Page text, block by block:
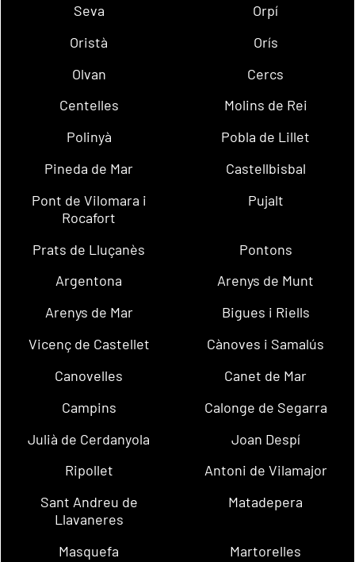
Seva
Orpí
Oristà
Orís
Olvan
Cercs
Centelles
Molins de Rei
Polinyà
Pobla de Lillet
Pineda de Mar
Castellbisbal
Pont de Vilomara i
Rocafort
Pujalt
Prats de Lluçanès
Pontons
Argentona
Arenys de Munt
Arenys de Mar
Bigues i Riells
Vicenç de Castellet
Cànoves i Samalús
Canovelles
Canet de Mar
Campins
Calonge de Segarra
Julià de Cerdanyola
Joan Despí
Ripollet
Antoni de Vilamajor
Sant Andreu de
Llavaneres
Matadepera
Masquefa
Martorelles